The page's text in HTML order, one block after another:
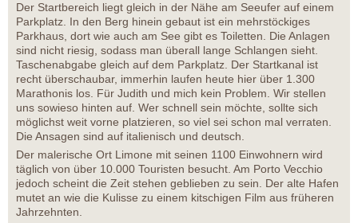
Der Startbereich liegt gleich in der Nähe am Seeufer auf einem
Parkplatz. In den Berg hinein gebaut ist ein mehrstöckiges
Parkhaus, dort wie auch am See gibt es Toiletten. Die Anlagen
sind nicht riesig, sodass man überall lange Schlangen sieht.
Taschenabgabe gleich auf dem Parkplatz. Der Startkanal ist
recht überschaubar, immerhin laufen heute hier über 1.300
Marathonis los. Für Judith und mich kein Problem. Wir stellen
uns sowieso hinten auf. Wer schnell sein möchte, sollte sich
möglichst weit vorne platzieren, so viel sei schon mal verraten.
Die Ansagen sind auf italienisch und deutsch.
Der malerische Ort Limone mit seinen 1100 Einwohnern wird
täglich von über 10.000 Touristen besucht. Am Porto Vecchio
jedoch scheint die Zeit stehen geblieben zu sein. Der alte Hafen
mutet an wie die Kulisse zu einem kitschigen Film aus früheren
Jahrzehnten.